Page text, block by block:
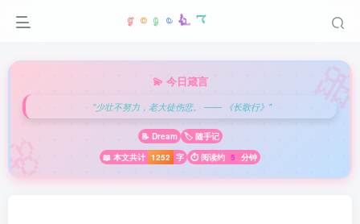
💫 今日箴言
"少壮不努力，老大徒伤悲。 —— 《长歌行》"
📝 Dream
🏷️ 随手记
📖 本文共计 1252 字 ⏱️ 阅读约 5 分钟